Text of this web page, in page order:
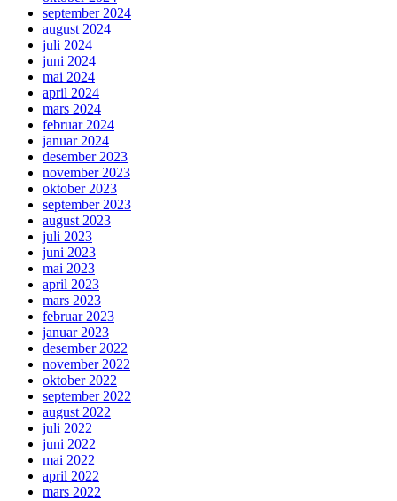
september 2024
august 2024
juli 2024
juni 2024
mai 2024
april 2024
mars 2024
februar 2024
januar 2024
desember 2023
november 2023
oktober 2023
september 2023
august 2023
juli 2023
juni 2023
mai 2023
april 2023
mars 2023
februar 2023
januar 2023
desember 2022
november 2022
oktober 2022
september 2022
august 2022
juli 2022
juni 2022
mai 2022
april 2022
mars 2022